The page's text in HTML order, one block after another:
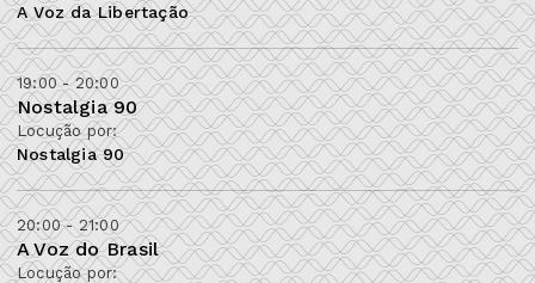
A Voz da Libertação
19:00 - 20:00
Nostalgia 90
Locução por:
Nostalgia 90
20:00 - 21:00
A Voz do Brasil
Locução por: